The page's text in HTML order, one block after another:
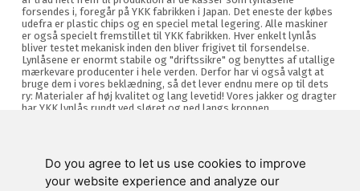
Do you agree to let us use cookies to improve
your website experience and analyze our
forsendes i, foregår på YKK fabrikken i Japan. Det eneste der købes
udefra er plastic chips og en speciel metal legering. Alle maskiner
er også specielt fremstillet til YKK fabrikken. Hver enkelt lynlås
bliver testet mekanisk inden den bliver frigivet til forsendelse.
Lynlåsene er enormt stabile og "driftssikre" og benyttes af utallige
mærkevare producenter i hele verden. Derfor har vi også valgt at
bruge dem i vores beklædning, så det lever endnu mere op til dets
ry: Materialer af høj kvalitet og lang levetid! Vores jakker og dragter
har YKK lynlås rundt ved sløret og ned langs kroppen.
Swienty A/S